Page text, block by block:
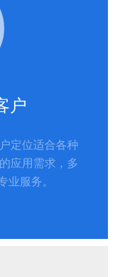
户
定位适合各种
应用需求，多
业服务。